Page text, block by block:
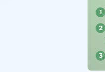
1
2
3